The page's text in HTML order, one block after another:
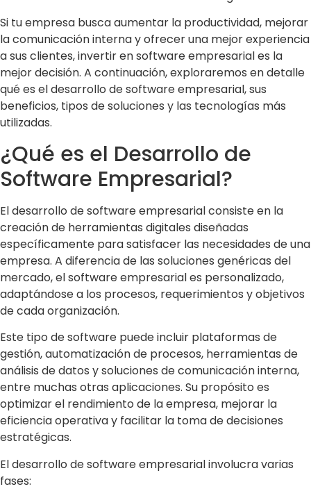
Si tu empresa busca aumentar la productividad, mejorar
la comunicación interna y ofrecer una mejor experiencia
a sus clientes, invertir en software empresarial es la
mejor decisión. A continuación, exploraremos en detalle
qué es el desarrollo de software empresarial, sus
beneficios, tipos de soluciones y las tecnologías más
utilizadas.
¿Qué es el Desarrollo de
Software Empresarial?
El desarrollo de software empresarial consiste en la
creación de herramientas digitales diseñadas
específicamente para satisfacer las necesidades de una
empresa. A diferencia de las soluciones genéricas del
mercado, el software empresarial es personalizado,
adaptándose a los procesos, requerimientos y objetivos
de cada organización.
Este tipo de software puede incluir plataformas de
gestión, automatización de procesos, herramientas de
análisis de datos y soluciones de comunicación interna,
entre muchas otras aplicaciones. Su propósito es
optimizar el rendimiento de la empresa, mejorar la
eficiencia operativa y facilitar la toma de decisiones
estratégicas.
El desarrollo de software empresarial involucra varias
fases: